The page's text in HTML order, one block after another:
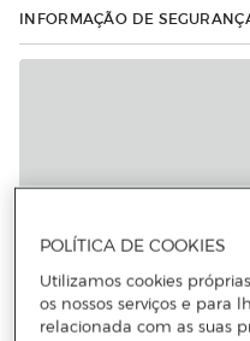
INFORMAÇÃO DE
POLÍTICA DE COOKIES
Utilizamos cookies
os nossos serviços e para
relacionada com as suas